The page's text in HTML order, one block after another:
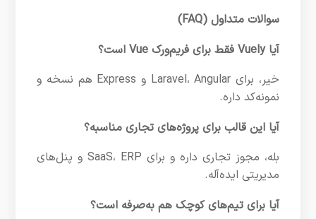
سوالات متداول (FAQ)
آیا Vuely فقط برای فریم‌ورک Vue است؟
خیر، برای Laravel، Angular و Express هم نسخه و
نمونه‌کد داره.
آیا این قالب برای پروژه‌های تجاری مناسبه؟
بله، مجوز تجاری داره و برای SaaS، ERP و پنل‌های
مدیریتی ایده‌آله.
آیا برای تیم‌های کوچک هم به‌صرفه است؟